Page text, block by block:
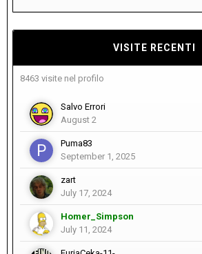
VISITE RECENTI
8463 visite nel profilo
Salvo Errori
August 2
Puma83
September 1, 2025
zart
July 17, 2024
Homer_Simpson
July 11, 2024